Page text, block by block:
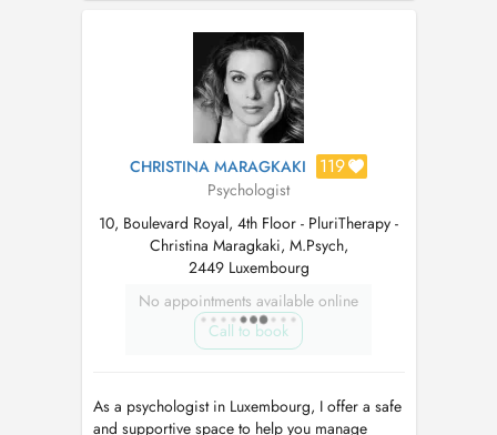
professionnelles dans le secteur des ressources
humaines, je me suis orienté ver...
CHRISTINA MARAGKAKI 119
Psychologist
10, Boulevard Royal, 4th Floor - PluriTherapy -
Christina Maragkaki, M.Psych,
2449 Luxembourg
No appointments available online
Call to book
As a psychologist in Luxembourg, I offer a safe
and supportive space to help you manage